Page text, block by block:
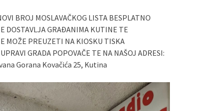
BROJ MOSLAVAČKOG LISTA BESPLATNO
DOSTAVLJA GRAĐANIMA KUTINE TE
MOŽE PREUZETI NA KIOSKU TISKA
GRADA POPOVAČE TE NA NAŠOJ ADRESI:
Gorana Kovačića 25, Kutina